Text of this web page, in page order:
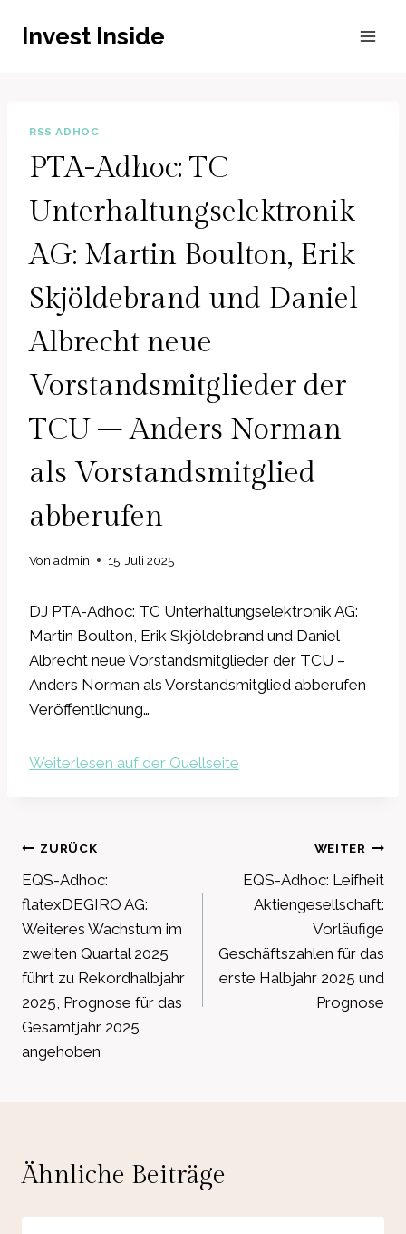
InhaltInvest Inside
RSS ADHOC
PTA-Adhoc: TC
Unterhaltungselektronik
AG: Martin Boulton, Erik
Skjöldebrand und Daniel
Albrecht neue
Vorstandsmitglieder der
TCU – Anders Norman
als Vorstandsmitglied
abberufen
Von admin 15. Juli 2025
DJ PTA-Adhoc: TC Unterhaltungselektronik AG:
Martin Boulton, Erik Skjöldebrand und Daniel
Albrecht neue Vorstandsmitglieder der TCU –
Anders Norman als Vorstandsmitglied abberufen
Veröffentlichung…
Weiterlesen auf der Quellseite
Beitragsnavigation
ZURÜCK
EQS-Adhoc:
flatexDEGIRO AG:
Weiteres Wachstum im
zweiten Quartal 2025
führt zu Rekordhalbjahr
2025, Prognose für das
Gesamtjahr 2025
angehoben
WEITER
EQS-Adhoc: Leifheit
Aktiengesellschaft:
Vorläufige
Geschäftszahlen für das
erste Halbjahr 2025 und
Prognose
Ähnliche Beiträge